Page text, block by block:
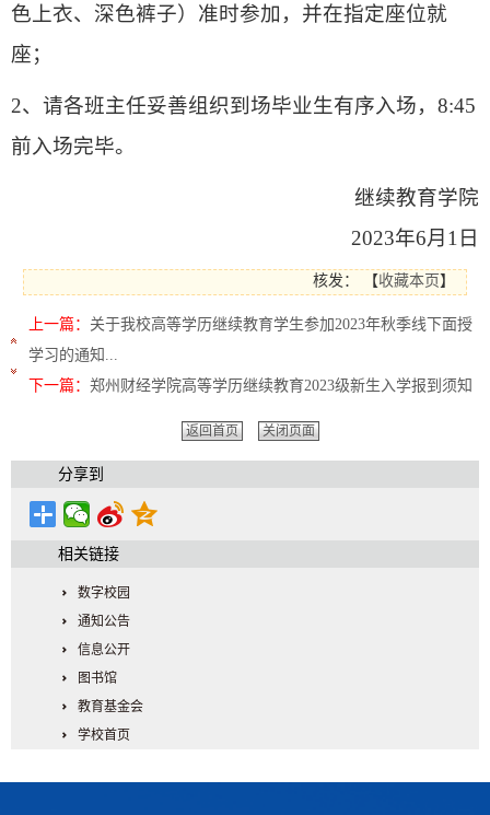
色上衣、深色裤子）准时参加，并在指定座位就
座；
2、请各班主任妥善组织到场毕业生有序入场， 8:45
前入场完毕。
继续教育学院
2023年6月 1 日
核发： 【收藏本页 】
上一篇： 关于我校高等学历继续教育学生参加2023年秋季线下面授
学习的通知...
下一篇： 郑州财经学院高等学历继续教育2023级新生入学报到须知
返回首页 关闭页面
分享到
相关链接
数字校园
通知公告
信息公开
图书馆
教育基金会
学校首页